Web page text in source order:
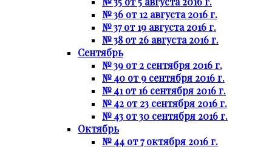
№ 36 от 12 августа 2016 г.
№ 37 от 19 августа 2016 г.
№ 38 от 26 августа 2016 г.
Сентябрь
№ 39 от 2 сентября 2016 г.
№ 40 от 9 сентября 2016 г.
№ 41 от 16 сентября 2016 г.
№ 42 от 23 сентября 2016 г.
№ 43 от 30 сентября 2016 г.
Октябрь
№ 44 от 7 октября 2016 г.